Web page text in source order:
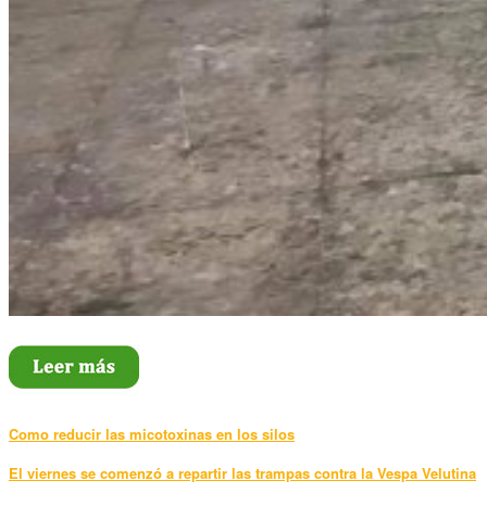
Como reducir las micotoxinas en los silos
El viernes se comenzó a repartir las trampas contra la Vespa Velutina